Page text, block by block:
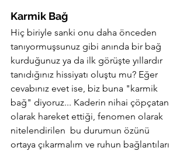
Karmik Bağ
Hiç biriyle sanki onu daha önceden
tanıyormuşsunuz gibi anında bir bağ
kurduğunuz ya da ilk görüşte yıllardır
tanıdığınız hissiyatı oluştu mu? Eğer
cevabınız evet ise, biz buna "karmik
bağ" diyoruz... Kaderin nihai çöpçatan
olarak hareket ettiği, fenomen olarak
nitelendirilen  bu durumun özünü
ortaya çıkarmalım ve ruhun bağlantıları